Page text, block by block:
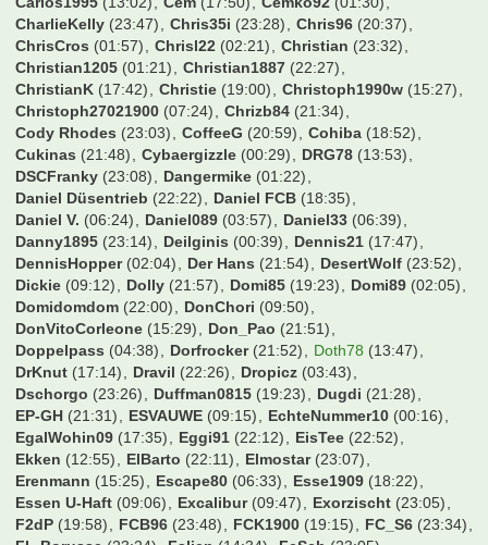
Wer war online?
(21:03) 19Sakul96 (00:06) 210597
(17:59)
(06:32) 8Prozent ARMINIA (22:02)
(22:34) Addi2004 (04:47) Aldikolonne
(00:26)
Alex1948
Alstadener Andi5421
Andiano86
(05:55) Andiii (05:41) Andre4567
(13:35)
AndyKrB(22:55) Ani Banichkata
(22:16)
Arbeitneymar
(16:27) Aschi (23:24) Augsburger
(20:56) B-Rabbit BS79
(23:52)
(19:53) (02:00) Balatoni
(23:19)
Bambalabam
(05:53) BarneyGumble(04:50) Bastek
(11:21)
(13:40) BastiFantasti1983 (00:07)
(18:18)
BavariaFantastika
(00:39) BayernArno
(22:59)
(20:35) Beda_PF (17:10) Beecker1920
Bernhard (22:47) Bilbo
(22:41)
Birne
(02:02) Bolzplatz Bonaventura
(19:52)
Borusse1982
(12:26) Breezeman
(00:07)
BruehWuerfel
(16:31) Bueckofanis
(00:04)
Burgstettenbazi
CTStB (04:03)
(22:57)
Carlos1995
(13:02) Cem(17:50) Cemko92
(01:30)
CharlieKelly
(23:47) Chris35i(23:28) Chris96
(20:37)
(01:57) Chrisl22 (02:21) Christian
(23:32)
Christian1205(01:21) Christian1887
(22:27)
ChristianK
(17:42) Christie(19:00) Christoph1990w
(15:27)